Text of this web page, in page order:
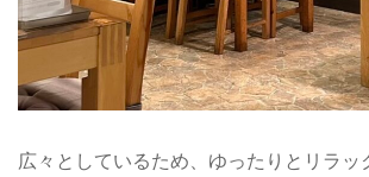
広々としているため、ゆったりとリラッ